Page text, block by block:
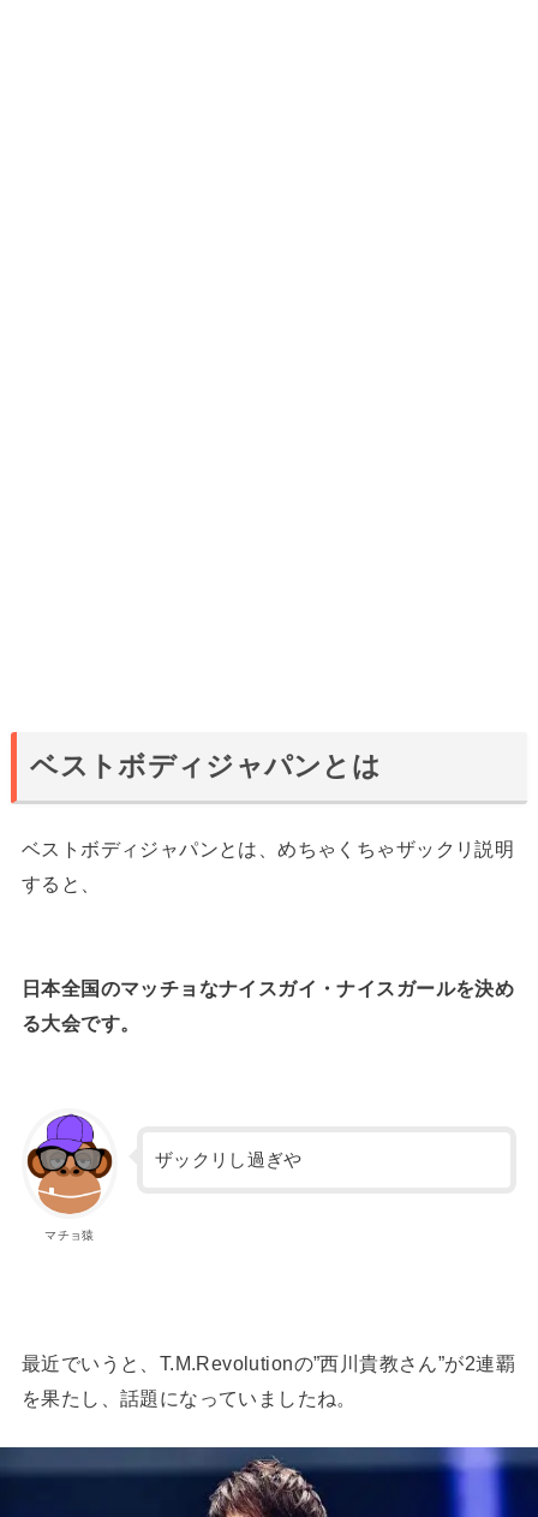
ベストボディジャパンとは
ベストボディジャパンとは、めちゃくちゃザックリ説明
すると、
日本全国のマッチョなナイスガイ・ナイスガールを決め
る大会です。
マチョ猿
ザックリし過ぎや
最近でいうと、T.M.Revolutionの”西川貴教さん”が2連覇
を果たし、話題になっていましたね。